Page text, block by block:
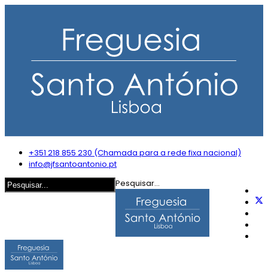
+351 218 855 230 (Chamada para a rede fixa nacional)
info@jfsantoantonio.pt
Pesquisar...